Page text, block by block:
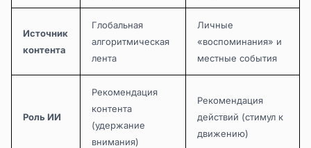
Источник
контента
Глобальная
алгоритмическая
лента
Личные
«воспоминания» и
местные события
Роль ИИ
Рекомендация
контента
(удержание
внимания)
Рекомендация
действий (стимул к
движению)